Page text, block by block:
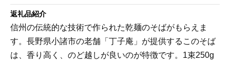
返礼品紹介
信州の伝統的な技術で作られた乾麺のそばがもらえま
す。長野県小諸市の老舗「丁子庵」が提供するこのそば
は、香り高く、のど越しが良いのが特徴です。1束250g